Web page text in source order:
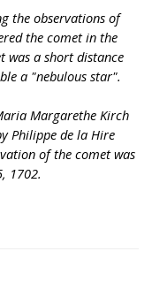
the observations of
the comet in the
was a short distance
a "nebulous star".
Margarethe Kirch
Philippe de la Hire
of the comet was
1702.